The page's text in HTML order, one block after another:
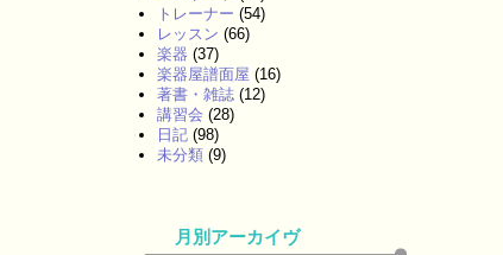
トレーナー (54)
レッスン (66)
楽器 (37)
楽器屋譜面屋 (16)
著書・雑誌 (12)
講習会 (28)
日記 (98)
未分類 (9)
月別アーカイヴ